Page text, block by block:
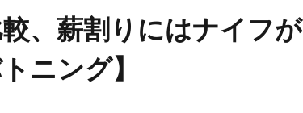
、薪割りにはナイフが
ニング】